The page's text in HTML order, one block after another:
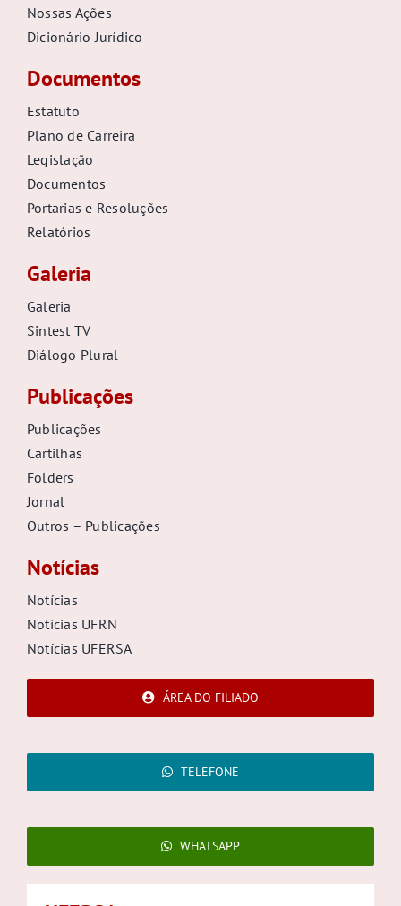
Nossas Ações
Dicionário Jurídico
Documentos
Estatuto
Plano de Carreira
Legislação
Documentos
Portarias e Resoluções
Relatórios
Galeria
Galeria
Sintest TV
Diálogo Plural
Publicações
Publicações
Cartilhas
Folders
Jornal
Outros – Publicações
Notícias
Notícias
Notícias UFRN
Notícias UFERSA
ÁREA DO FILIADO
TELEFONE
WHATSAPP